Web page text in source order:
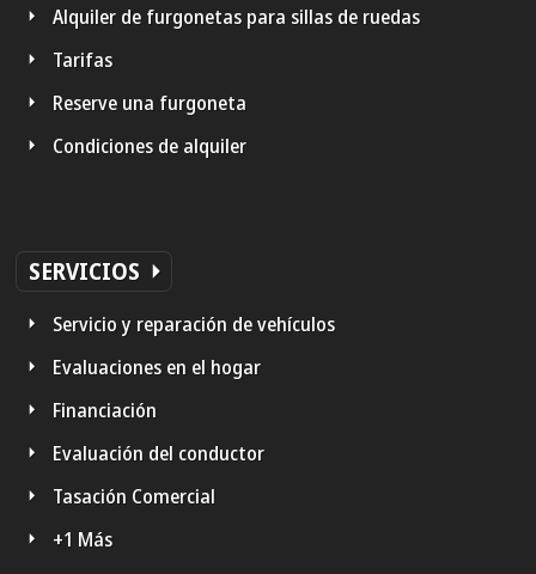
Alquiler de furgonetas para sillas de ruedas
Tarifas
Reserve una furgoneta
Condiciones de alquiler
SERVICIOS
Servicio y reparación de vehículos
Evaluaciones en el hogar
Financiación
Evaluación del conductor
Tasación Comercial
+1 Más